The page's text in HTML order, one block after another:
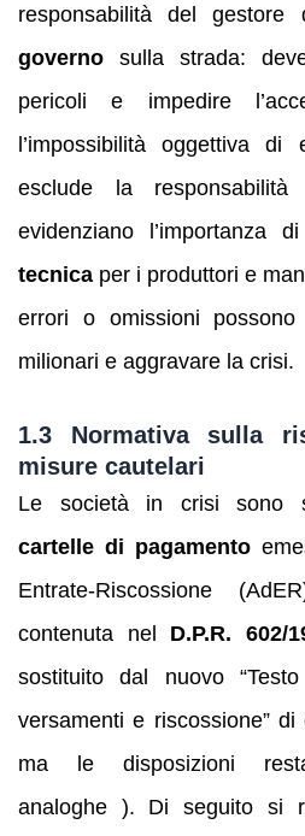
responsabilità del gestore
governo sulla strada:
pericoli e impedire
l’impossibilità oggettiva di
esclude la
evidenziano l’importanza
tecnica per i produttori e
errori o omissioni possono
milionari e aggravare la crisi.
1.3 Normativa sulla
misure cautelari
Le società in crisi sono
cartelle di pagamento
Entrate‑Riscossione
contenuta nel D.P.R. 602/
sostituito dal nuovo
versamenti e riscossione”
ma le disposizioni
analoghe ). Di seguito si